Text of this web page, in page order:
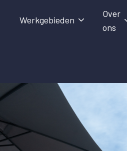
Werkgebieden
Over
ons